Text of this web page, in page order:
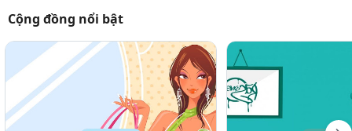
Cộng đồng nổi bật